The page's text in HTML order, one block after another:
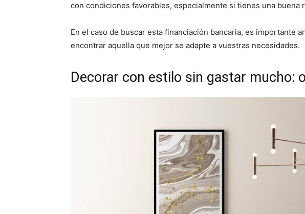
con condiciones favorables, especialmente si tienes una buena
En el caso de buscar esta financiación bancaria, es importante
encontrar aquella que mejor se adapte a vuestras necesidades.
Decorar con estilo sin gastar mucho: